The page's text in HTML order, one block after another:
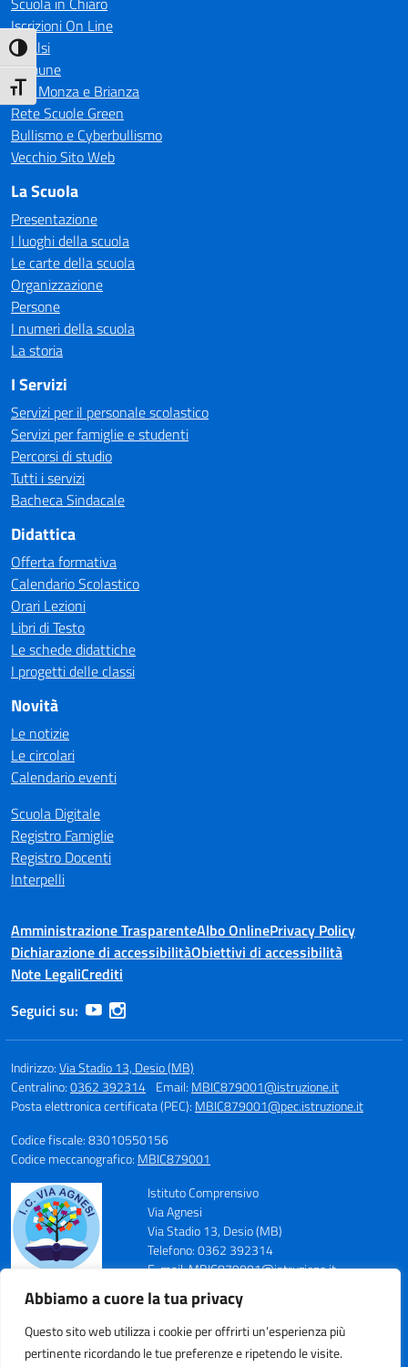
Abbiamo a cuore la tua privacy
Questo sito web utilizza i cookie per offrirti un’esperienza più
pertinente ricordando le tue preferenze e ripetendo le visite.
Attiva/disattiva alto contrasto
Attiva/disattiva dimensione testo
Iscrizioni On Line
Invalsi
Comune
CTS Monza e Brianza
Rete Scuole Green
Bullismo e Cyberbullismo
Vecchio Sito Web
La Scuola
Presentazione
I luoghi della scuola
Le carte della scuola
Organizzazione
Persone
I numeri della scuola
La storia
I Servizi
Servizi per il personale scolastico
Servizi per famiglie e studenti
Percorsi di studio
Tutti i servizi
Bacheca Sindacale
Didattica
Offerta formativa
Calendario Scolastico
Orari Lezioni
Libri di Testo
Le schede didattiche
I progetti delle classi
Novità
Le notizie
Le circolari
Calendario eventi
Scuola Digitale
Registro Famiglie
Registro Docenti
Interpelli
Amministrazione TrasparenteAlbo OnlinePrivacy Policy
Dichiarazione di accessibilitàObiettivi di accessibilità
Note LegaliCrediti
Seguici su:
Indirizzo:Via Stadio 13, Desio (MB)
Centralino:0362 392314 Email: MBIC879001@istruzione.it
Posta elettronica certificata (PEC): MBIC879001@pec.istruzione.it
Codice fiscale: 83010550156
Codice meccanografico: MBIC879001
Istituto Comprensivo
Via Agnesi
Via Stadio 13, Desio (MB)
Telefono: 0362 392314
E-mail: MBIC879001@istruzione.it
PEC: MBIC879001@pec.istruzione.it
Codice Meccanografico: MBIC879001
Codice Fiscale: 83010550156